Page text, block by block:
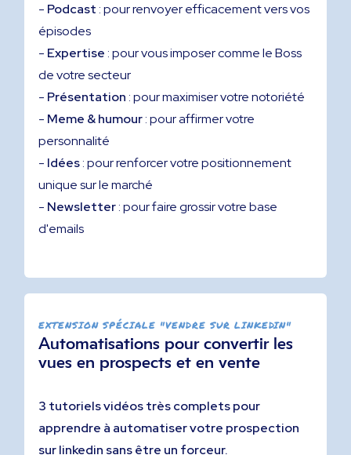
- Podcast : pour renvoyer efficacement vers vos
épisodes
- Expertise : pour vous imposer comme le Boss
de votre secteur
- Présentation : pour maximiser votre notoriété
- Meme & humour: pour affirmer votre
personnalité
- Idées: pour renforcer votre positionnement
unique sur le marché
- Newsletter: pour faire grossir votre base
d'emails
EXTENSION SPÉCIALE "VENDRE SUR LINKEDIN"
Automatisations pour convertir les
vues en prospects et en vente
3 tutoriels vidéos très complets pour
apprendre à automatiser votre prospection
sur linkedin sans être un forceur.